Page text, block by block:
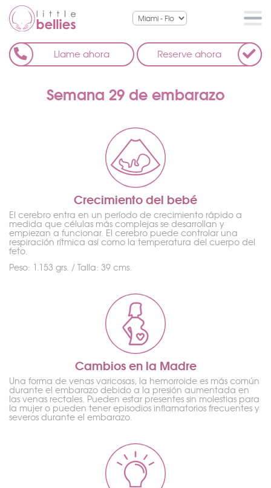
Llame ahora Reserve ahora
Semana 29 de embarazo
Crecimiento del bebé
El cerebro entra en un período de crecimiento rápido a
medida que células más complejas se desarrollan y
empiezan a funcionar. El cerebro puede controlar una
respiración rítmica así como la temperatura del cuerpo del
feto.
Peso: 1.153 grs. / Talla: 39 cms.
Cambios en la Madre
Una forma de venas varicosas, la hemorroide es más común
durante el embarazo debido a la presión aumentada en
las venas rectales. Pueden estar presentes sin molestias para
la mujer o pueden tener episodios inflamatorios frecuentes y
severos durante el embarazo.